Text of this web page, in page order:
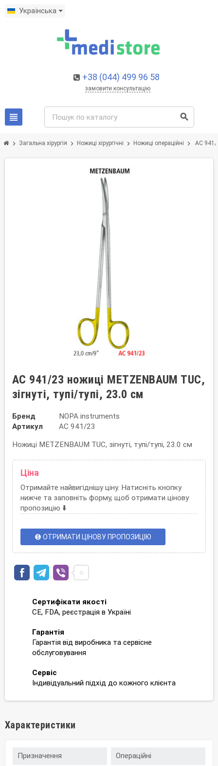
Українська
+38 (044) 499 96 58
замовити консультацію
view_headline search
chevron_right Загальна хірургія chevron_right Ножиці хірургічні chevron_right Ножиці операційні chevron_right AC 941/
AC 941/23 ножиці METZENBAUM TUC,
зігнуті, тупі/тупі, 23.0 см
Бренд
NOPA instruments
Артикул
AC 941/23
Ножиці METZENBAUM TUC, зігнуті, тупі/тупі, 23.0 см
Ціна
Отримайте найвигіднішу ціну. Натисніть кнопку
нижче та заповніть форму, щоб отримати цінову
пропозицію ⬇️
monetization_on ОТРИМАТИ ЦІНОВУ ПРОПОЗИЦІЮ
Сертифікати якості
CE, FDA, реєстрація в Україні
Гарантія
Гарантія від виробника та сервісне
обслуговування
Сервіс
Індивідуальний підхід до кожного клієнта
Характеристики
Призначення Операційні